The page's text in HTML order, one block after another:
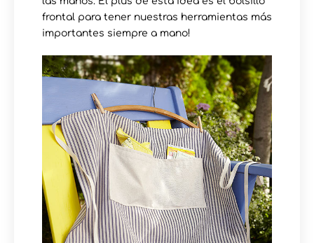
frontal para tener nuestras herramientas más
importantes siempre a mano!